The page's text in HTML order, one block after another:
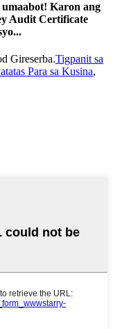
Karon ang
Audit Certificate
Gireserba.Tigpanit sa
Para sa Kusina,